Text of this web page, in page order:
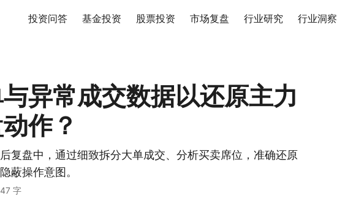
投资问答 基金投资 股票投资 市场复盘 行业研究 行业洞察
异常成交数据以还原主力
作？
复盘中，通过细致拆分大单成交、分析买卖席位，准确还原
蔽操作意图。
字